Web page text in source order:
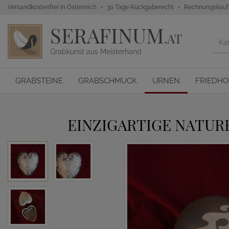
Versandkostenfrei in Österreich 30 Tage Rückgaberecht Rechnungskauf
SERAFINUM.AT
Grabkunst aus Meisterhand
GRABSTEINE GRABSCHMUCK URNEN
EINZIGARTIGE